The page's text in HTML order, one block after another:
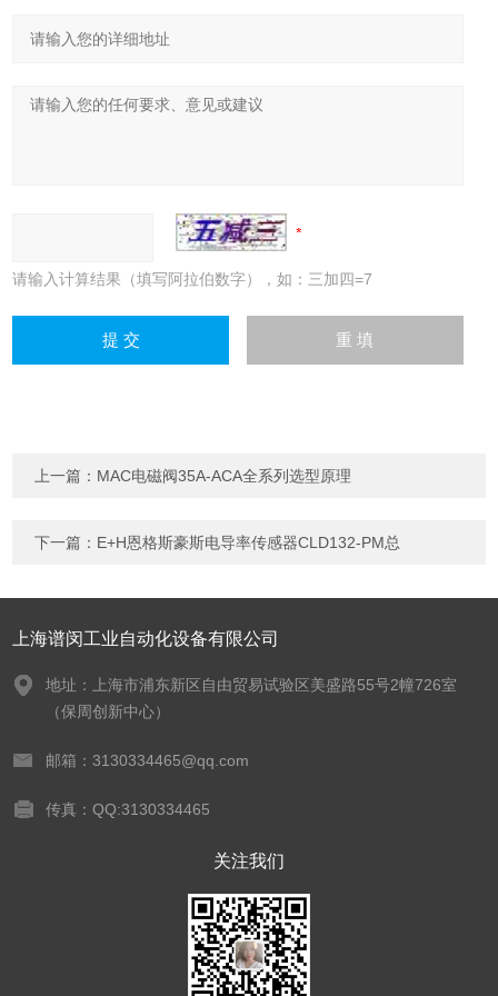
请输入计算结果（填写阿拉伯数字），如：三加四=7
上一篇： MAC电磁阀35A-ACA全系列选型原理
下一篇： E+H恩格斯豪斯电导率传感器CLD132-PM总
上海谱闵工业自动化设备有限公司
地址：上海市浦东新区自由贸易试验区美盛路55号2幢726室
（保周创新中心）
邮箱：3130334465@qq.com
传真：QQ:3130334465
关注我们